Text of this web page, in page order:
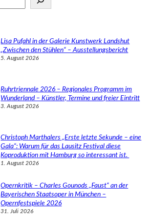
Lisa Pufahl in der Galerie Kunstwerk Landshut
„Zwischen den Stühlen“ – Ausstellungsbericht
5. August 2026
Ruhrtriennale 2026 – Regionales Programm im
Wunderland – Künstler, Termine und freier Eintritt
3. August 2026
Christoph Marthalers „Erste letzte Sekunde – eine
Gala“: Warum für das Lausitz Festival diese
Koproduktion mit Hamburg so interessant ist.
1. August 2026
Opernkritik – Charles Gounods „Faust“ an der
Bayerischen Staatsoper in München –
Opernfestspiele 2026
31. Juli 2026